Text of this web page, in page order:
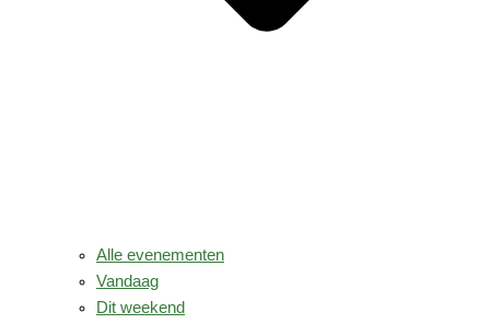
Alle evenementen
Vandaag
Dit weekend